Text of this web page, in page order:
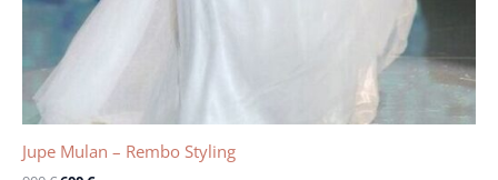
Jupe Mulan – Rembo Styling